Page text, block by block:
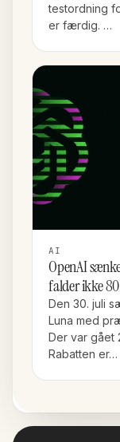
testordning
er færdig. …
AI
OpenAI
falder ikke
Den 30. juli
Luna med
Der var gået
Rabatten er…